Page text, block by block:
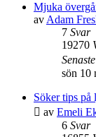
Mjuka
av Adam
7 Svar
19270
sön 10
Söker tips
av Emeli
6 Svar